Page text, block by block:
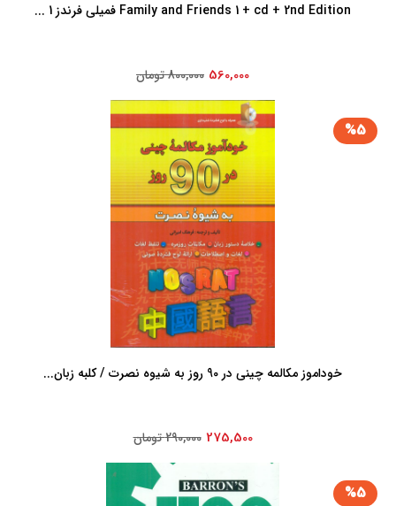
Family and Friends 1 + cd + 2nd Edition فمیلی فرندز 1 ...
560,000 800,000 تومان
%5
خوداموز مکالمه چینی در 90 روز به شیوه نصرت / کلبه زبان...
275,500 290,000 تومان
%5